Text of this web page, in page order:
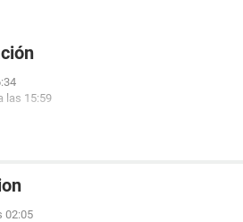
las 15:59
02:05